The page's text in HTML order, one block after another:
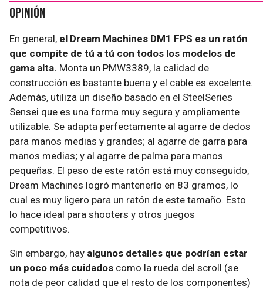
Opinión
En general, el Dream Machines DM1 FPS es un ratón
que compite de tú a tú con todos los modelos de
gama alta. Monta un PMW3389, la calidad de
construcción es bastante buena y el cable es excelente.
Además, utiliza un diseño basado en el SteelSeries
Sensei que es una forma muy segura y ampliamente
utilizable. Se adapta perfectamente al agarre de dedos
para manos medias y grandes; al agarre de garra para
manos medias; y al agarre de palma para manos
pequeñas. El peso de este ratón está muy conseguido,
Dream Machines logró mantenerlo en 83 gramos, lo
cual es muy ligero para un ratón de este tamaño. Esto
lo hace ideal para shooters y otros juegos
competitivos.
Sin embargo, hay algunos detalles que podrían estar
un poco más cuidados como la rueda del scroll (se
nota de peor calidad que el resto de los componentes)